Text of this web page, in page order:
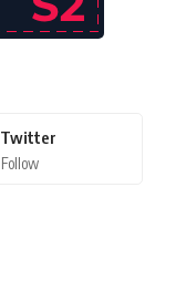
Twitter
Follow